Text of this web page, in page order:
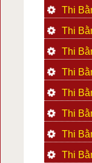
Thi
Thi
Thi
Thi
Thi
Thi
Thi
Thi